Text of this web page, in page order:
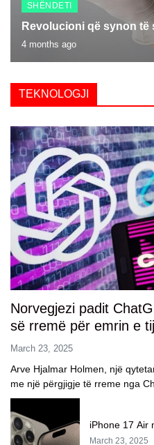
SHËNDETI
Revolucioni që synon të
4 months ago
TEKNOLOGJI
Norvegjezi padit
së rremë për emrin e tij
March 23, 2025
Arve Hjalmar Holmen, një
me një përgjigje të rreme nga
iPhone 17 Air
March 23, 2025